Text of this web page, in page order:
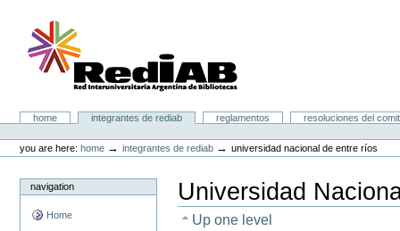
content.
Portal RedIAB
Sectionshome integrantes de rediab reglamentos
resoluciones del
tools
you are here: home →integrantes de rediab →universidad nacional de entre ríos
navigation
Home
Universidad
Up one level